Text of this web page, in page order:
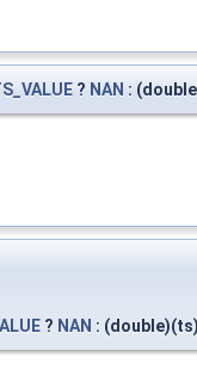
? NAN :
? NAN :